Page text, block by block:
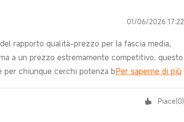
01/06/2026 17:22
rapporto qualità-prezzo per la fascia media,
a un prezzo estremamente competitivo. questo
per chiunque cerchi potenza bPer saperne di più
Piace(0)